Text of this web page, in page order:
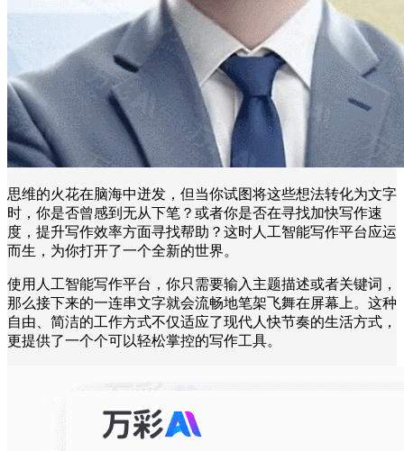
思维的火花在脑海中迸发，但当你试图将这些想法转化为文字
时，你是否曾感到无从下笔？或者你是否在寻找加快写作速
度，提升写作效率方面寻找帮助？这时人工智能写作平台应运
而生，为你打开了一个全新的世界。
使用人工智能写作平台，你只需要输入主题描述或者关键词，
那么接下来的一连串文字就会流畅地笔架飞舞在屏幕上。这种
自由、简洁的工作方式不仅适应了现代人快节奏的生活方式，
更提供了一个个可以轻松掌控的写作工具。